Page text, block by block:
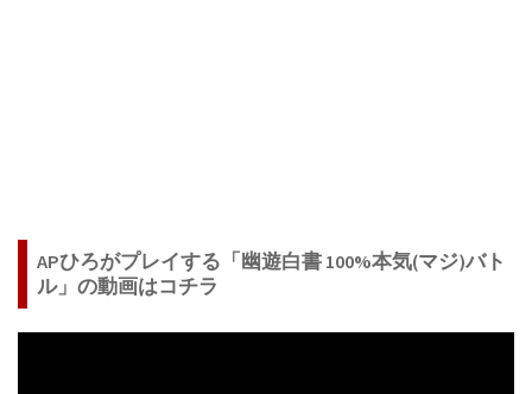
APひろがプレイする「幽遊白書 100%本気(マジ)バト
ル」の動画はコチラ